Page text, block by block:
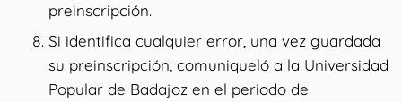
preinscripción.
Si identifica cualquier error, una vez guardada
su preinscripción, comuniqueló a la Universidad
Popular de Badajoz en el periodo de